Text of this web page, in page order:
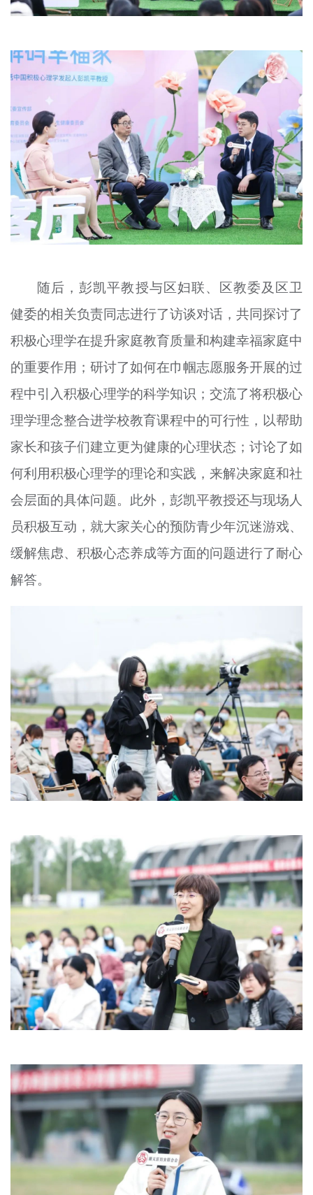
随后，彭凯平教授与区妇联、区教委及区卫
健委的相关负责同志进行了访谈对话，共同探讨了
积极心理学在提升家庭教育质量和构建幸福家庭中
的重要作用；研讨了如何在巾帼志愿服务开展的过
程中引入积极心理学的科学知识；交流了将积极心
理学理念整合进学校教育课程中的可行性，以帮助
家长和孩子们建立更为健康的心理状态；讨论了如
何利用积极心理学的理论和实践，来解决家庭和社
会层面的具体问题。此外，彭凯平教授还与现场人
员积极互动，就大家关心的预防青少年沉迷游戏、
缓解焦虑、积极心态养成等方面的问题进行了耐心
解答。